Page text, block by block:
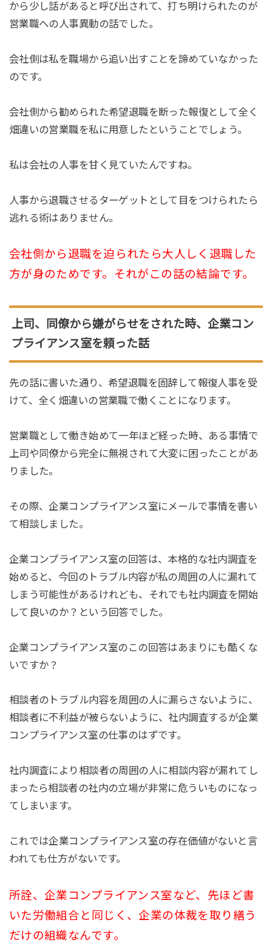
から少し話があると呼び出されて、打ち明けられたのが
営業職への人事異動の話でした。
会社側は私を職場から追い出すことを諦めていなかった
のです。
会社側から勧められた希望退職を断った報復として全く
畑違いの営業職を私に用意したということでしょう。
私は会社の人事を甘く見ていたんですね。
人事から退職させるターゲットとして目をつけられたら
逃れる術はありません。
会社側から退職を迫られたら大人しく退職した
方が身のためです。それがこの話の結論です。
上司、同僚から嫌がらせをされた時、企業コン
プライアンス室を頼った話
先の話に書いた通り、希望退職を固辞して報復人事を受
けて、全く畑違いの営業職で働くことになります。
営業職として働き始めて一年ほど経った時、ある事情で
上司や同僚から完全に無視されて大変に困ったことがあ
りました。
その際、企業コンプライアンス室にメールで事情を書い
て相談しました。
企業コンプライアンス室の回答は、本格的な社内調査を
始めると、今回のトラブル内容が私の周囲の人に漏れて
しまう可能性があるけれども、それでも社内調査を開始
して良いのか？という回答でした。
企業コンプライアンス室のこの回答はあまりにも酷くな
いですか？
相談者のトラブル内容を周囲の人に漏らさないように、
相談者に不利益が被らないように、社内調査するが企業
コンプライアンス室の仕事のはずです。
社内調査により相談者の周囲の人に相談内容が漏れてし
まったら相談者の社内の立場が非常に危ういものになっ
てしまいます。
これでは企業コンプライアンス室の存在価値がないと言
われても仕方がないです。
所詮、企業コンプライアンス室など、先ほど書
いた労働組合と同じく、企業の体裁を取り繕う
だけの組織なんです。